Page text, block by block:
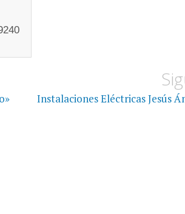
Instalaciones Eléctricas Jesús